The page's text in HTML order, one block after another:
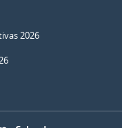
2026